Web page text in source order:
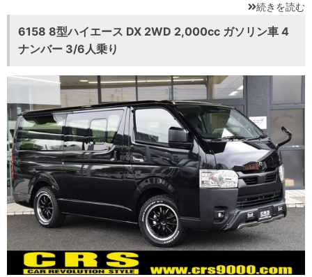
続きを読む
6158 8型ハイエース DX 2WD 2,000cc ガソリン車 4
ナンバー 3/6人乗り